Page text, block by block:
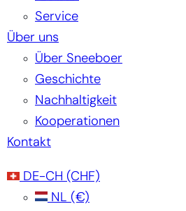
Service
Über uns
Über Sneeboer
Geschichte
Nachhaltigkeit
Kooperationen
Kontakt
DE-CH (CHF)
NL (€)